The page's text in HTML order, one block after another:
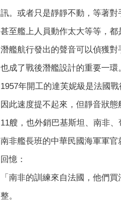
訊。或者只是靜靜不動，等著
甚至艦上人員動作太大等等，都
潛艦航行發出的聲音可以偵獲
也成了戰後潛艦設計的重要一環
1957年開工的達芙妮級是法國
因此速度提不起來，但靜音狀
11艘，也外銷巴基斯坦、南非、
南非艦長班的中華民國海軍軍
回憶：
「南非的訓練來自法國，他們
整。